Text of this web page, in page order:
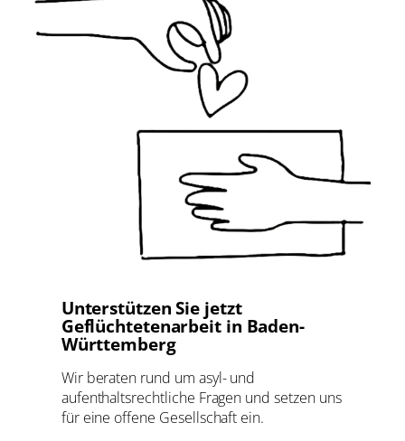
Unterstützen Sie jetzt
Geflüchtetenarbeit in Baden-
Württemberg
Wir beraten rund um asyl- und
aufenthaltsrechtliche Fragen und setzen uns
für eine offene Gesellschaft ein.